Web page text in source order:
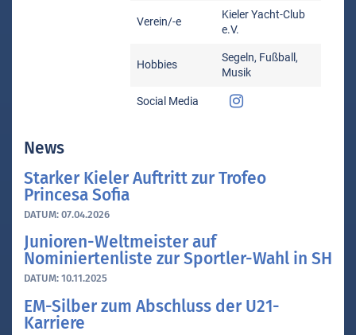
Verein/-e
Kieler Yacht-Club
e.V.
Hobbies
Segeln, Fußball,
Musik
Social Media
News
Starker Kieler Auftritt zur Trofeo
Princesa Sofia
DATUM: 07.04.2026
Junioren-Weltmeister auf
Nominiertenliste zur Sportler-Wahl in SH
DATUM: 10.11.2025
EM-Silber zum Abschluss der U21-
Karriere